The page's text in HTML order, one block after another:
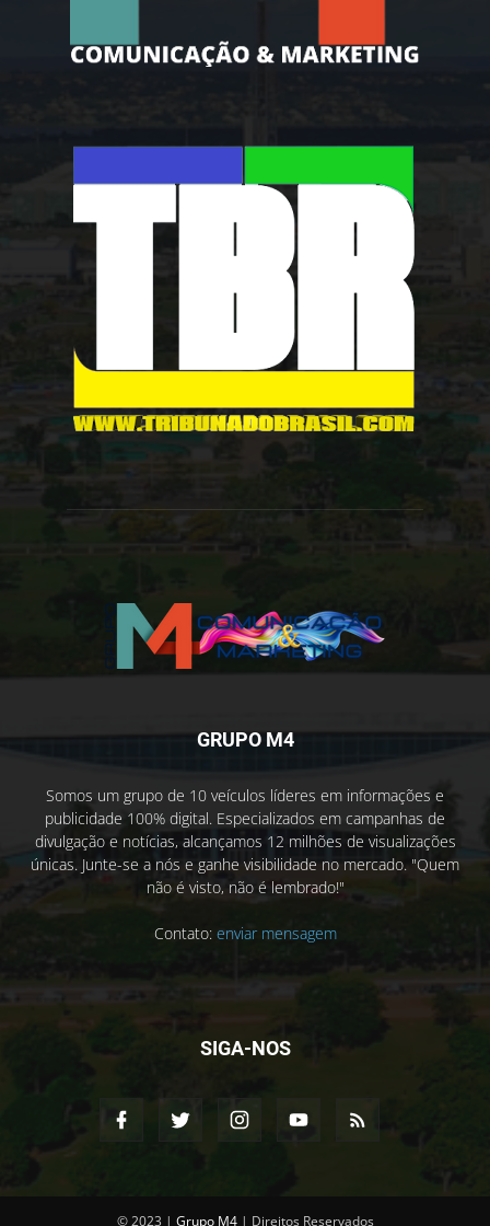
GRUPO M4
Somos um grupo de 10 veículos líderes em informações e
publicidade 100% digital. Especializados em campanhas de
divulgação e notícias, alcançamos 12 milhões de visualizações
únicas. Junte-se a nós e ganhe visibilidade no mercado. "Quem
não é visto, não é lembrado!"
Contato: enviar mensagem
SIGA-NOS
© 2023 | Grupo M4| Direitos Reservados